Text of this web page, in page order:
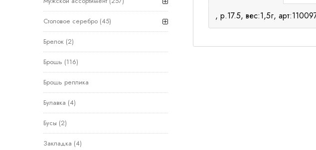
, р.17.5, вес:1,5г,
Столовое серебро (45)
Брелок (2)
Брошь (116)
Брошь реплика
Булавка (4)
Бусы (2)
Закладка (4)